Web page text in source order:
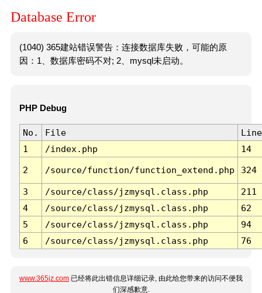
Database Error
(1040) 365建站错误警告：连接数据库失败，可能的原
因：1、数据库密码不对; 2、mysql未启动。
PHP Debug
No. File
Line
1
/index.php 14
2 /source/function/function_extend.php 324
3 /source/class/jzmysql.class.php
211
4
/source/class/jzmysql.class.php
62
5
/source/class/jzmysql.class.php
94
6
/source/class/jzmysql.class.php 76
www.365jz.com 已经将此出错信息详细记录, 由此给您带来的访问不便我
们深感歉意.